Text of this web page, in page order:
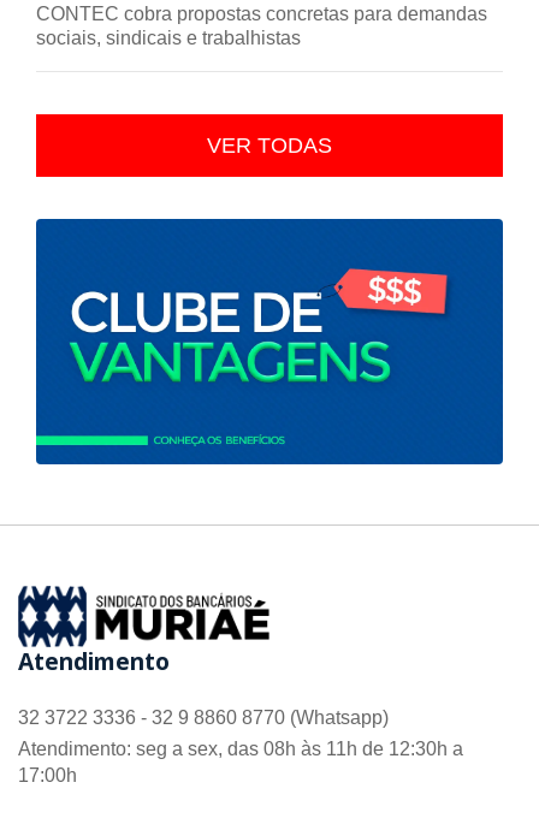
CONTEC cobra propostas concretas para demandas
sociais, sindicais e trabalhistas
VER TODAS
Atendimento
32 3722 3336 - 32 9 8860 8770 (Whatsapp)
Atendimento: seg a sex, das 08h às 11h de 12:30h a
17:00h